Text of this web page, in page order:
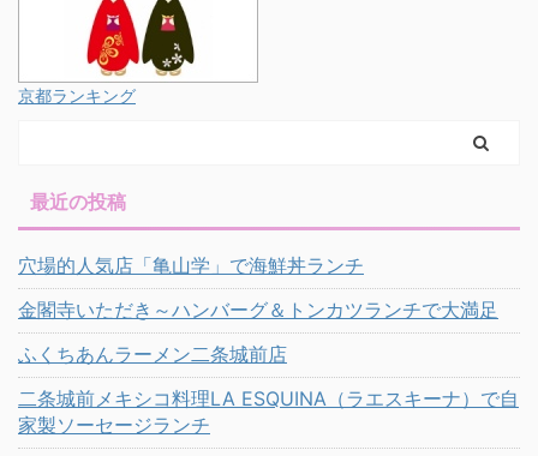
京都ランキング
最近の投稿
穴場的人気店「亀山学」で海鮮丼ランチ
金閣寺いただき～ハンバーグ＆トンカツランチで大満足
ふくちあんラーメン二条城前店
二条城前メキシコ料理LA ESQUINA（ラエスキーナ）で自
家製ソーセージランチ